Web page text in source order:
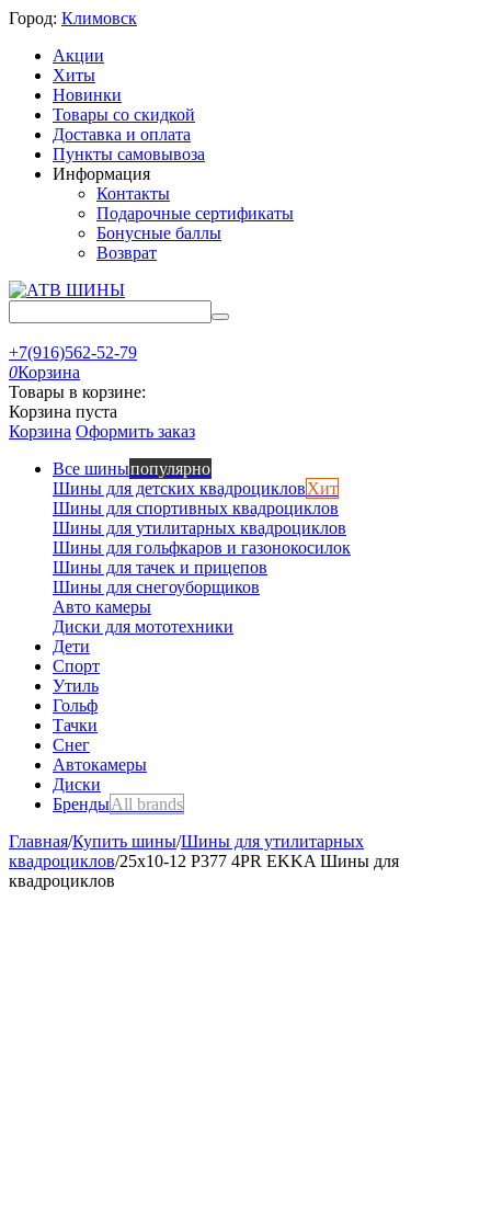
Город: Климовск
Акции
Хиты
Новинки
Товары со скидкой
Доставка и оплата
Пункты самовывоза
Информация
Контакты
Подарочные сертификаты
Бонусные баллы
Возврат
+7(916)562-52-79
0Корзина
Товары в корзине:
Корзина пуста
Корзина Оформить заказ
Все шиныпопулярно
Шины для детских квадроцикловХит
Шины для спортивных квадроциклов
Шины для утилитарных квадроциклов
Шины для гольфкаров и газонокосилок
Шины для тачек и прицепов
Шины для снегоуборщиков
Авто камеры
Диски для мототехники
Дети
Спорт
Утиль
Гольф
Тачки
Снег
Автокамеры
Диски
БрендыAll brands
Главная/Купить шины/Шины для утилитарных
квадроциклов/25х10-12 P377 4PR EKKA Шины для
квадроциклов